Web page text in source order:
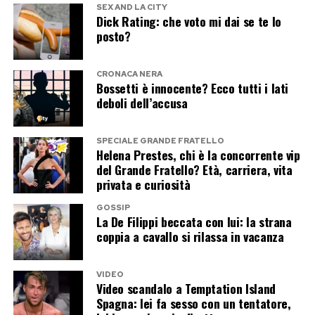
Judy Wade racconta che tra i due sarebbe
scoppiata una «violenta discussione». Diana
avrebbe chiesto di rallentare, spaventata sia per
la propria sicurezza sia per quella dei fotografi.
Poche ore dopo, nella notte tra il 30 e il 31
agosto, la Mercedes su cui viaggiavano si
schiantò nel Tunnel dell’Alma.
Dodi morì sul colpo. Diana venne trasportata
all’ospedale Pitié-Salpêtrière, dove morì nelle
prime ore del mattino.
Il vero ultimo amore di Diana resta
un mistero
enigmatico che ha fatto centro: poche parole, un
sorriso e il gossip servito.
Se Ignazio voleva incuriosire i fan, missione
compiuta.
Post Views:
SEX AND LA CITY
Dick Rating: che voto mi dai se te lo
posto?
CRONACA NERA
Bossetti è innocente? Ecco tutti i lati
deboli dell’accusa
SPECIALE GRANDE FRATELLO
Helena Prestes, chi è la concorrente vip
del Grande Fratello? Età, carriera, vita
privata e curiosità
GOSSIP
La De Filippi beccata con lui: la strana
coppia a cavallo si rilassa in vacanza
VIDEO
Video scandalo a Temptation Island
Spagna: lei fa sesso con un tentatore,